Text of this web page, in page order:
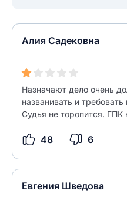
Алия Садековна
Назначают дело очень
названивать и
Судья не торопится. ГПК
48 6
Евгения Шведова
разрешить
разрешить
ЗАКРЫТЬ